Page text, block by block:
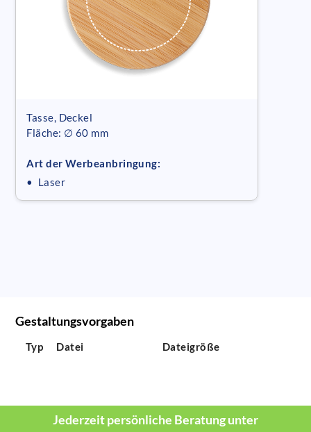
Tasse, Deckel
Fläche: ∅ 60 mm
Art der Werbeanbringung:
• Laser
Gestaltungsvorgaben
Typ Datei Dateigröße
Jederzeit persönliche Beratung unter